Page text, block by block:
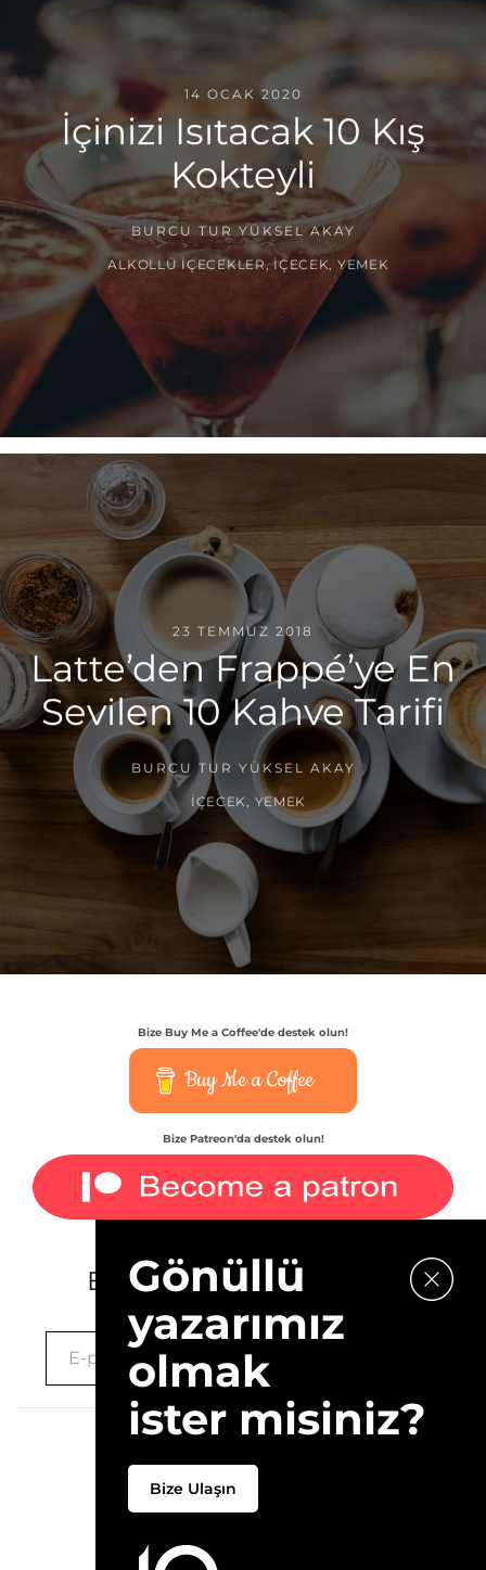
14 OCAK 2020
İçinizi Isıtacak 10 Kış
Kokteyli
BURCU TUR YÜKSEL AKAY
ALKOLLÜ İÇECEKLER,İÇECEK YEMEK
23 TEMMUZ 2018
Latte’den Frappé’ye En
Sevilen 10 Kahve Tarifi
BURCU TUR YÜKSEL AKAY
İÇECEK YEMEK
Bize Buy Me a Coffee'de destek olun!
Buy Me a Coffee
Bize Patreon'da destek olun!
E-bültenimize kaydolun.
Hakkımızda
Gönüllü
yazarımız
olmak
ister misiniz?
Bize Ulaşın